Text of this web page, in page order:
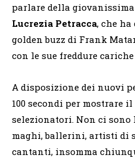
parlare della
Lucrezia Petracca, che
golden buzz di Frank
con le sue freddure
A disposizione dei nuovi
100 secondi per mostrare
selezionatori. Non ci
maghi, ballerini, artisti di
cantanti, insomma